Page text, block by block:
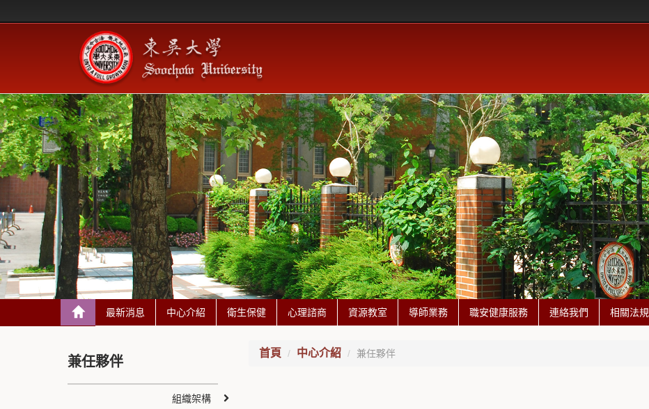
最新消息 中心介紹 衛生保健 心理諮商 資源教室 導師業務 職安健康服務 連絡我們 相關法規
首頁 中心介紹 兼任夥伴
兼任夥伴
組織架構